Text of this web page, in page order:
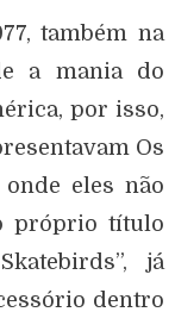
também na
a mania do
por isso,
Os
eles não
próprio título
já
dentro